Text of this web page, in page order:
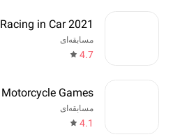
Racing in Car 2021
مسابقه‌ای
4.7
مسابقه‌ای
4.1